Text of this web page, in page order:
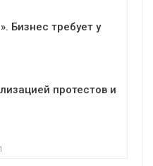
Бизнес требует у
протестов и